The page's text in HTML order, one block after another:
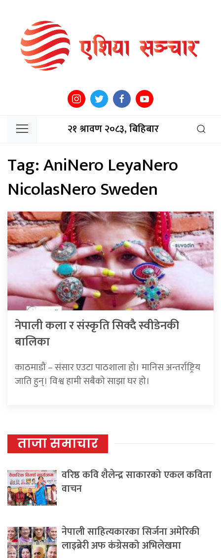
२१ श्रावण २०८३, बिहिबार
Tag:AniNero LeyaNero
NicolasNero Sweden
नेपाली कला र संस्कृति सिक्दै स्वीडेनकी
बालिका
काठमाडौं – संसार एउटा पाठशाला हो। मानिस अन्तर्राष्ट्रिय
जाति हुन्। विश्व हामी सबैको साझा घर हो।
ताजा समाचार
वरिष्ठ कवि शैलेन्द्र साकारको एकल कविता
वाचन
नेपाली साहित्यकारका सिर्जना अमेरिकी
लाइब्रेरी अफ कंग्रेसको अभिलेखमा